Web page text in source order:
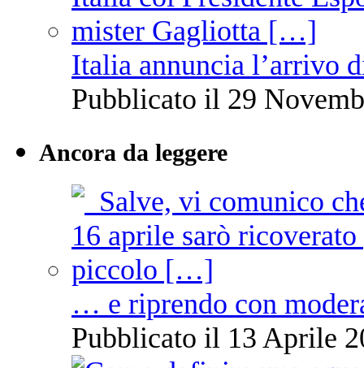
Italia annuncia l’arrivo
Pubblicato il 29
Ancora da leggere
… e riprendo con
Pubblicato il 13 Aprile